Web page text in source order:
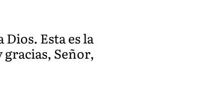
Esta es la
Señor,